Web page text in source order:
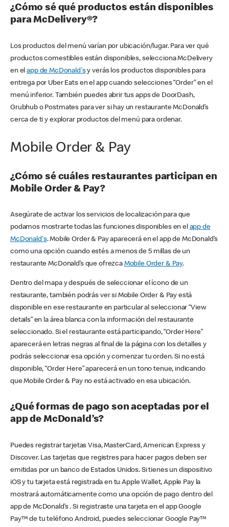
¿Cómo sé qué productos están disponibles
para McDelivery®?
Los productos del menú varían por ubicación/lugar. Para ver qué
productos comestibles están disponibles, selecciona McDelivery
en elapp de McDonald'sy verás los productos disponibles para
entrega por Uber Eats en el app cuando selecciones “Order” en el
menú inferior. También puedes abrir tus apps de DoorDash,
Grubhub o Postmates para ver si hay un restaurante McDonald’s
cerca de ti y explorar productos del menú para ordenar.
Mobile Order & Pay
¿Cómo sé cuáles restaurantes participan en
Mobile Order & Pay?
Asegúrate de activar los servicios de localización para que
podamos mostrarte todas las funciones disponibles en el app de
McDonald's. Mobile Order & Pay aparecerá en el app de McDonald’s
como una opción cuando estés a menos de 5 millas de un
restaurante McDonald’s que ofrezca Mobile Order & Pay.
Dentro del mapa y después de seleccionar el ícono de un
restaurante, también podrás ver si Mobile Order & Pay está
disponible en ese restaurante en particular al seleccionar “View
details” en la área blanca con la información del restaurante
seleccionado. Si el restaurante está participando, “Order Here”
aparecerá en letras negras al final de la página con los detalles y
podrás seleccionar esa opción y comenzar tu orden. Si no está
disponible, “Order Here” aparecerá en un tono tenue, indicando
que Mobile Order & Pay no está activado en esa ubicación.
¿Qué formas de pago son aceptadas por el
app de McDonald’s?
Puedes registrar tarjetas Visa, MasterCard, American Express y
Discover. Las tarjetas que registres para hacer pagos deben ser
emitidas por un banco de Estados Unidos. Si tienes un dispositivo
iOS y tu tarjeta está registrada en tu Apple Wallet, Apple Pay la
mostrará automáticamente como una opción de pago dentro del
app de McDonald’s . Si registraste una tarjeta en el app Google
Pay™ de tu teléfono Android, puedes seleccionar Google Pay™